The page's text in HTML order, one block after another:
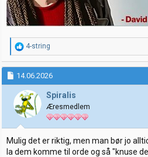
R
e
a
k
j
o
n
e
r
:
4-string
14.06.2026
Spiralis
Æresmedlem
Mulig det er riktig, men man bør jo
la dem komme til orde og så "knuse